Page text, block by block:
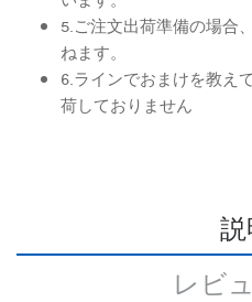
5.ご注文出荷準備の場合
ねます。
6.ラインでおまけを教え
荷しておりません
レビ